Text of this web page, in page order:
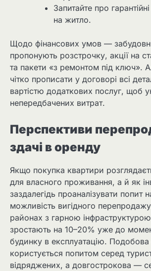
Запитайте про
на житло.
Щодо фінансових умов —
пропонують розстрочку, акції на
та пакети «з ремонтом під ключ».
чітко прописати у договорі всі
вартістю додаткових послуг, щоб
непередбачених витрат.
Перспективи
здачі в оренду
Якщо покупка квартири
для власного проживання, а й як
заздалегідь проаналізувати попит
можливість вигідного
районах з гарною
зростають на 10–20% уже до
будинку в експлуатацію.
користується попитом серед
відряджених, а довгострокова —